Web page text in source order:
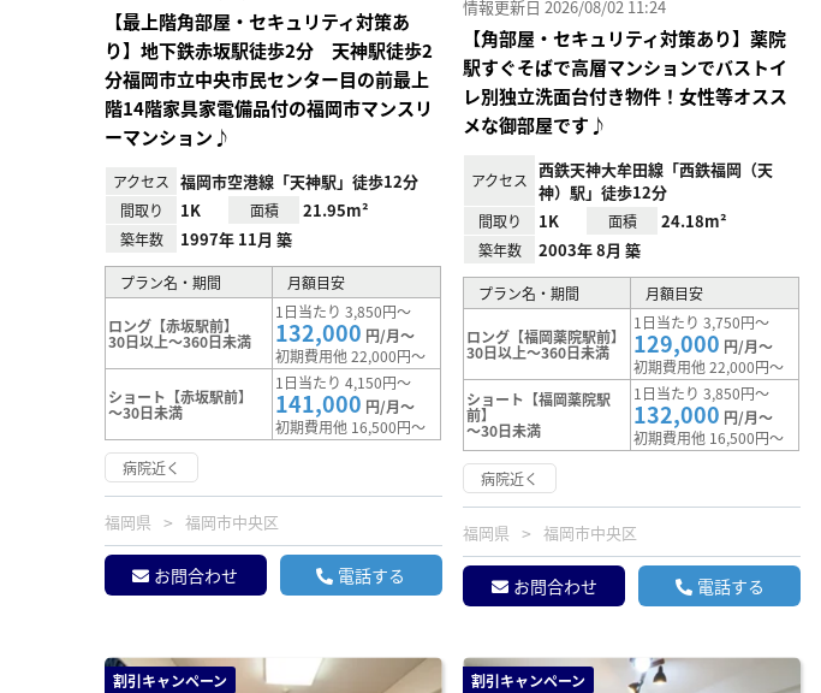
【最上階角部屋・セキュリティ対策あ
り】地下鉄赤坂駅徒歩2分 天神駅徒歩2
分福岡市立中央市民センター目の前最上
階14階家具家電備品付の福岡市マンスリ
ーマンション♪
アクセス 福岡市空港線「天神駅」徒歩12分
間取り 1K 面積 21.95m²
築年数 1997年 11月 築
プラン名・期間 月額目安
ロング【赤坂駅前】
30日以上～360日未満
1日当たり 3,850円～
132,000 円/月～
初期費用他 22,000円～
ショート【赤坂駅前】
～30日未満
1日当たり 4,150円～
141,000 円/月～
初期費用他 16,500円～
病院近く
福岡県 福岡市中央区
お問合わせ 電話する
情報更新日 2026/08/02 11:24
【角部屋・セキュリティ対策あり】薬院
駅すぐそばで高層マンションでバストイ
レ別独立洗面台付き物件！女性等オスス
メな御部屋です♪
アクセス
西鉄天神大牟田線「西鉄福岡（天
神）駅」徒歩12分
間取り 1K 面積 24.18m²
築年数 2003年 8月 築
プラン名・期間 月額目安
ロング【福岡薬院駅前】
30日以上～360日未満
1日当たり 3,750円～
129,000 円/月～
初期費用他 22,000円～
ショート【福岡薬院駅
前】
～30日未満
1日当たり 3,850円～
132,000 円/月～
初期費用他 16,500円～
病院近く
福岡県 福岡市中央区
お問合わせ 電話する
割引キャンペーン 割引キャンペーン